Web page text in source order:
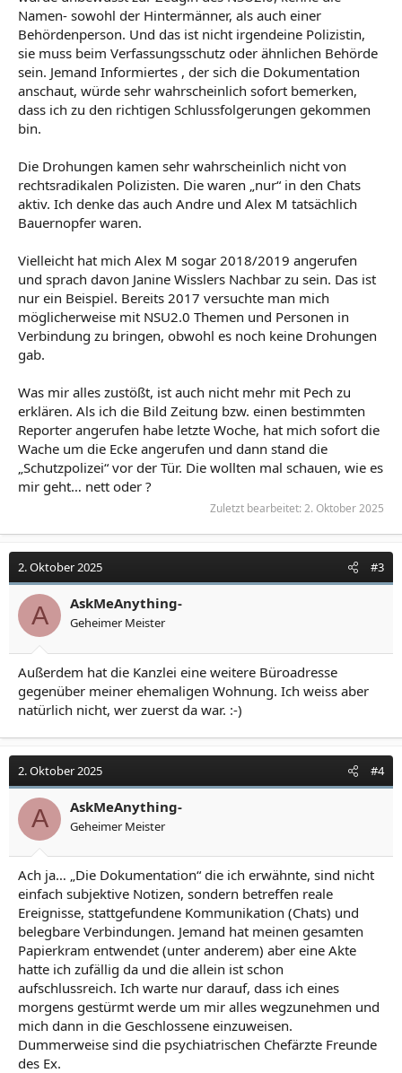
Namen- sowohl der Hintermänner, als auch einer
Behördenperson. Und das ist nicht irgendeine Polizistin,
sie muss beim Verfassungsschutz oder ähnlichen Behörde
sein. Jemand Informiertes , der sich die Dokumentation
anschaut, würde sehr wahrscheinlich sofort bemerken,
dass ich zu den richtigen Schlussfolgerungen gekommen
bin.
Die Drohungen kamen sehr wahrscheinlich nicht von
rechtsradikalen Polizisten. Die waren „nur“ in den Chats
aktiv. Ich denke das auch Andre und Alex M tatsächlich
Bauernopfer waren.
Vielleicht hat mich Alex M sogar 2018/2019 angerufen
und sprach davon Janine Wisslers Nachbar zu sein. Das ist
nur ein Beispiel. Bereits 2017 versuchte man mich
möglicherweise mit NSU2.0 Themen und Personen in
Verbindung zu bringen, obwohl es noch keine Drohungen
gab.
Was mir alles zustößt, ist auch nicht mehr mit Pech zu
erklären. Als ich die Bild Zeitung bzw. einen bestimmten
Reporter angerufen habe letzte Woche, hat mich sofort die
Wache um die Ecke angerufen und dann stand die
„Schutzpolizei“ vor der Tür. Die wollten mal schauen, wie es
mir geht… nett oder ?
Zuletzt bearbeitet: 2. Oktober 2025
2. Oktober 2025 #3
A AskMeAnything-
Geheimer Meister
Außerdem hat die Kanzlei eine weitere Büroadresse
gegenüber meiner ehemaligen Wohnung. Ich weiss aber
natürlich nicht, wer zuerst da war. :-)
2. Oktober 2025 #4
A AskMeAnything-
Geheimer Meister
Ach ja… „Die Dokumentation“ die ich erwähnte, sind nicht
einfach subjektive Notizen, sondern betreffen reale
Ereignisse, stattgefundene Kommunikation (Chats) und
belegbare Verbindungen. Jemand hat meinen gesamten
Papierkram entwendet (unter anderem) aber eine Akte
hatte ich zufällig da und die allein ist schon
aufschlussreich. Ich warte nur darauf, dass ich eines
morgens gestürmt werde um mir alles wegzunehmen und
mich dann in die Geschlossene einzuweisen.
Dummerweise sind die psychiatrischen Chefärzte Freunde
des Ex.